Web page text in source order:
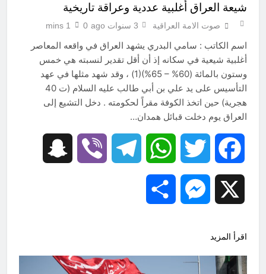
شيعة العراق أغلبية عددية وعراقة تاريخية
صوت الامة العراقية 3 سنوات ago 0
1 mins
اسم الكاتب : سامي البدري يشهد العراق في واقعه المعاصر
أغلبية شيعية في سكانه إذ أن أقل تقدير لنسبته هي خمس
وستون بالمائة (60% – 65%)(1) ، وقد شهد مثلها في عهد
التأسيس على يد علي بن أبي طالب عليه السلام (ت 40
هجرية) حين اتخذ الكوفة مقراً لحكومته . دخل التشيع إلى
العراق يوم دخلت قبائل همدان…
Facebook
Twitter
WhatsApp
Telegram
Viber
Messenger
اقرأ المزيد